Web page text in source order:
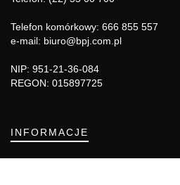
Telefon komórkowy: 666 855 557
e-mail: biuro@bpj.com.pl
NIP: 951-21-36-084
REGON: 015897725
INFORMACJE